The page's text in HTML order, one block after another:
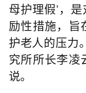
母护理假’，
励性措施，旨
护老人的压力
究所所长李凌
说。